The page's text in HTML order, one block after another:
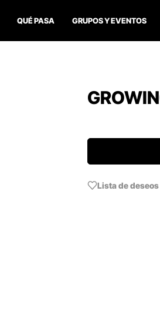
QUÉ PASA GRUPOS Y EVENTOS
Lista de deseos